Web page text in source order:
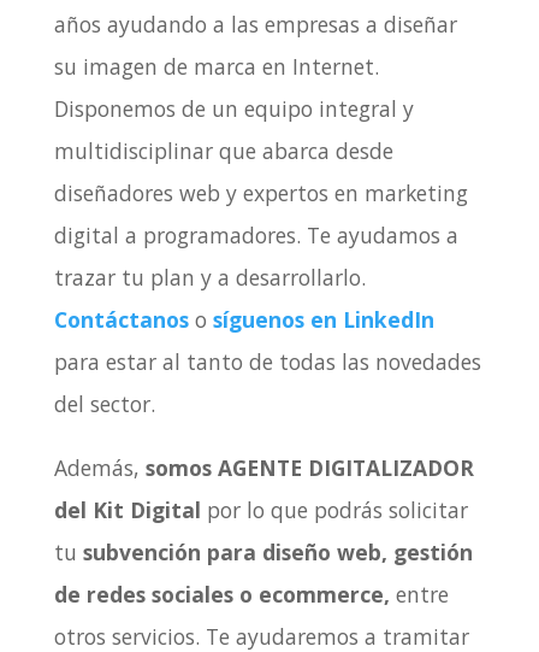
años ayudando a las empresas a diseñar
su imagen de marca en Internet.
Disponemos de un equipo integral y
multidisciplinar que abarca desde
diseñadores web y expertos en marketing
digital a programadores. Te ayudamos a
trazar tu plan y a desarrollarlo.
Contáctanoso síguenos en LinkedIn
para estar al tanto de todas las novedades
del sector.
Además, somos AGENTE DIGITALIZADOR
del Kit Digital por lo que podrás solicitar
tu subvención para diseño web, gestión
de redes sociales o ecommerce, entre
otros servicios. Te ayudaremos a tramitar